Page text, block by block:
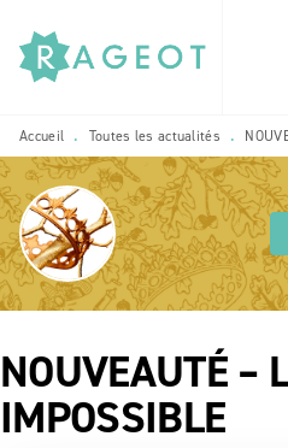
MENU RECHERCHE
PIED DE PAGE
Accueil • Toutes les actualités •
NOUVEAUTÉ –
IMPOSSIBLE